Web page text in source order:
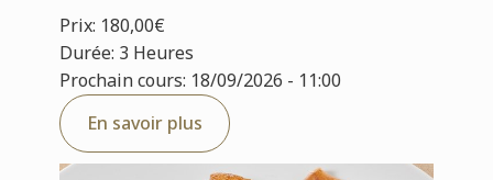
Prix: 180,00€
Durée: 3 Heures
Prochain cours: 18/09/2026 - 11:00
En savoir plus